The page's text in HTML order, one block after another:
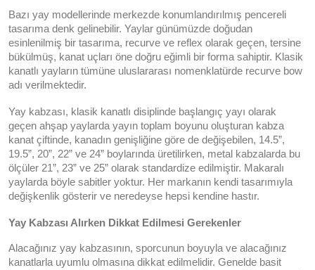
Bazı yay modellerinde merkezde konumlandırılmış pencereli
tasarıma denk gelinebilir. Yaylar günümüzde doğudan
esinlenilmiş bir tasarıma, recurve ve reflex olarak geçen, tersine
bükülmüş, kanat uçları öne doğru eğimli bir forma sahiptir. Klasik
kanatlı yayların tümüne uluslararası nomenklatürde recurve bow
adı verilmektedir.
Yay kabzası, klasik kanatlı disiplinde başlangıç yayı olarak
geçen ahşap yaylarda yayın toplam boyunu oluşturan kabza
kanat çiftinde, kanadın genişliğine göre de değişebilen, 14.5”,
19.5”, 20”, 22” ve 24” boylarında üretilirken, metal kabzalarda bu
ölçüler 21”, 23” ve 25” olarak standardize edilmiştir. Makaralı
yaylarda böyle sabitler yoktur. Her markanın kendi tasarımıyla
değişkenlik gösterir ve neredeyse hepsi kendine hastır.
Yay Kabzası Alırken Dikkat Edilmesi Gerekenler
Alacağınız yay kabzasının, sporcunun boyuyla ve alacağınız
kanatlarla uyumlu olmasına dikkat edilmelidir. Genelde basit